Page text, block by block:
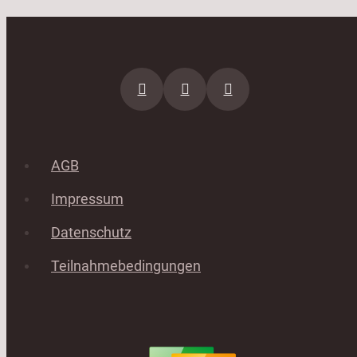
AGB
Impressum
Datenschutz
Teilnahmebedingungen